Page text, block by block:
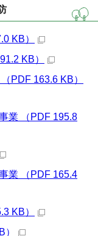
KB）
KB）
PDF 163.6 KB）
業 （PDF 195.8
業 （PDF 165.4
KB）